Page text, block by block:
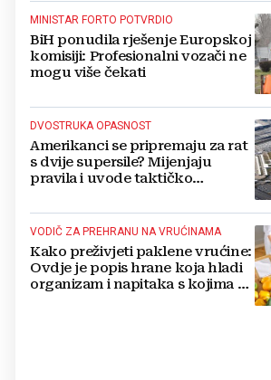
MINISTAR FORTO POTVRDIO
BiH ponudila rješenje Europskoj
komisiji: Profesionalni vozači ne
mogu više čekati
DVOSTRUKA OPASNOST
Amerikanci se pripremaju za rat
s dvije supersile? Mijenjaju
pravila i uvode taktičko
VODIČ ZA PREHRANU NA VRUĆINAMA
Kako preživjeti paklene vrućine:
Ovdje je popis hrane koja hladi
organizam i napitaka s kojima si